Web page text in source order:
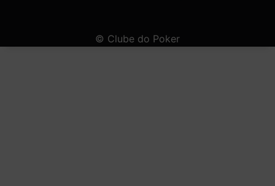
© Clube do Poker